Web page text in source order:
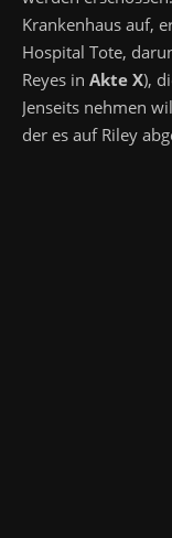
Krankenhaus auf,
Hospital Tote,
Reyes in Akte X),
Jenseits nehmen
der es auf Riley